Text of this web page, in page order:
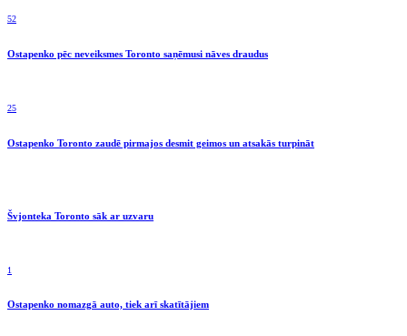
52
Ostapenko pēc neveiksmes Toronto saņēmusi nāves draudus
25
Ostapenko Toronto zaudē pirmajos desmit geimos un atsakās turpināt
Švjonteka Toronto sāk ar uzvaru
1
Ostapenko nomazgā auto, tiek arī skatītājiem